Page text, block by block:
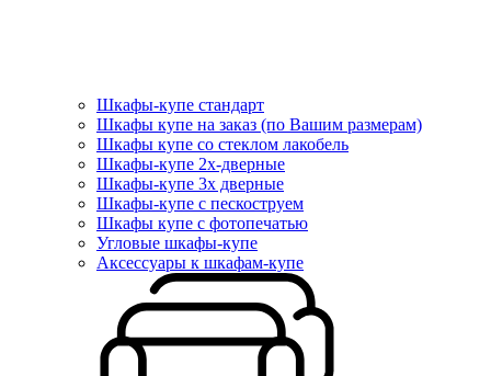
Шкафы-купе стандарт
Шкафы купе на заказ (по Вашим размерам)
Шкафы купе со стеклом лакобель
Шкафы-купе 2х-дверные
Шкафы-купе 3х дверные
Шкафы-купе с пескоструем
Шкафы купе с фотопечатью
Угловые шкафы-купе
Аксессуары к шкафам-купе